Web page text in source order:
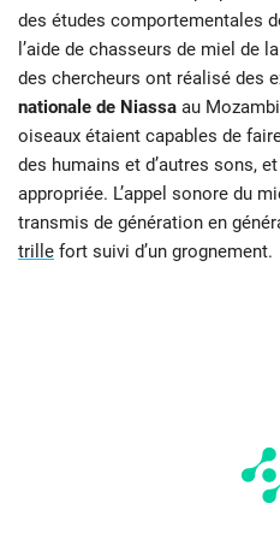
des études comportementales
l’aide de chasseurs de miel de
des chercheurs ont réalisé des
nationale de Niassa au
oiseaux étaient capables de
des humains et d’autres sons,
appropriée. L’appel sonore du
transmis de génération en
trille fort suivi d’un grognement.